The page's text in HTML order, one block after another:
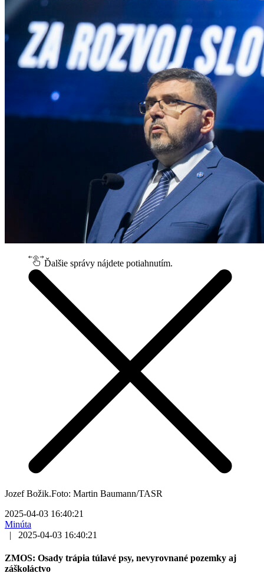
Ďalšie správy nájdete potiahnutím.
Jozef Božik.Foto: Martin Baumann/TASR
2025-04-03 16:40:21
Minúta
|
2025-04-03 16:40:21
ZMOS: Osady trápia túlavé psy, nevyrovnané pozemky aj
záškoláctvo